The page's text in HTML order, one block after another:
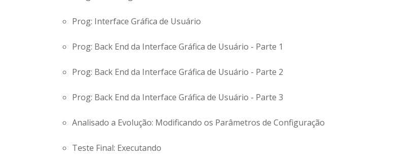
Prog: Interface Gráfica de Usuário
Prog: Back End da Interface Gráfica de Usuário - Parte 1
Prog: Back End da Interface Gráfica de Usuário - Parte 2
Prog: Back End da Interface Gráfica de Usuário - Parte 3
Analisado a Evolução: Modificando os Parâmetros de Configuração
Teste Final: Executando